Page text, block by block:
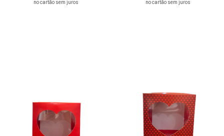
no cartão sem juros no cartão sem juros